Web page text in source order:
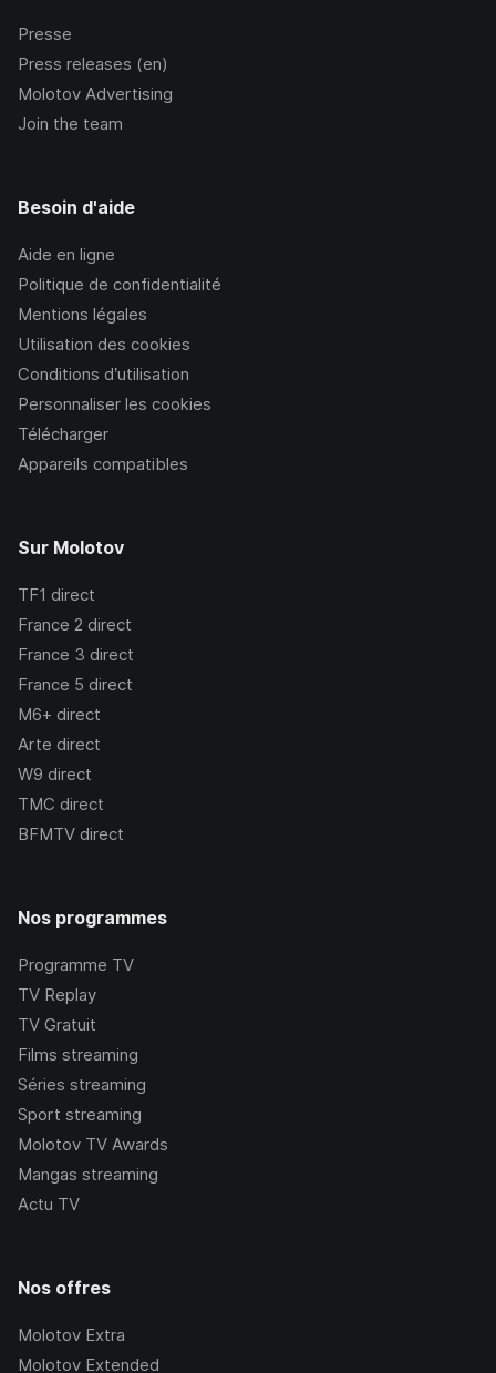
Presse
Press releases (en)
Molotov Advertising
Join the team
Besoin d'aide
Aide en ligne
Politique de confidentialité
Mentions légales
Utilisation des cookies
Conditions d’utilisation
Personnaliser les cookies
Télécharger
Appareils compatibles
Sur Molotov
TF1 direct
France 2 direct
France 3 direct
France 5 direct
M6+ direct
Arte direct
W9 direct
TMC direct
BFMTV direct
Nos programmes
Programme TV
TV Replay
TV Gratuit
Films streaming
Séries streaming
Sport streaming
Molotov TV Awards
Mangas streaming
Actu TV
Nos offres
Molotov Extra
Molotov Extended